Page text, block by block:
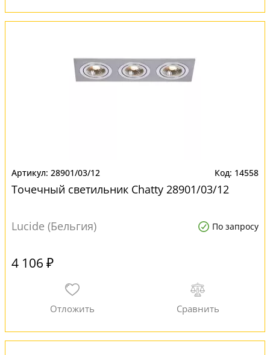
28901/03/12 14558
Точечный светильник Chatty 28901/03/12
Lucide (Бельгия) По запросу
4 106 ₽